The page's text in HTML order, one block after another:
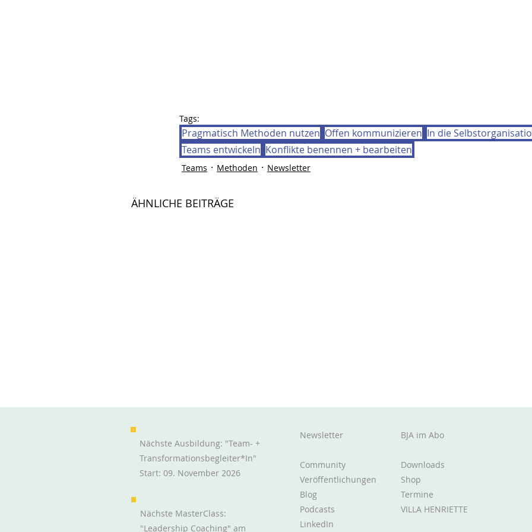
Tags:
Pragmatisch Methoden nutzen Offen kommunizieren In die
Teams entwickeln Konflikte benennen + bearbeiten
Teams Methoden Newsletter
ÄHNLICHE BEITRÄGE
Erfolgreich durch echte
Teamstimmung und -
konflikte verstehen + damit
umgehen
Newsletter
Community
Veröffentlichungen
Blog
Podcasts
LinkedIn
BJA im Abo
Downloads
Shop
Termine
VILLA HENRIETTE
Nächste Ausbildung: "Team- +
Transformationsbegleiter*in"
Start: 09. November 2026
Nächste MasterClass:
"Leadership Coaching" am